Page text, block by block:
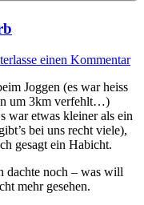
einen Kommentar
Joggen (es war heiss
um 3km verfehlt…)
war etwas kleiner als ein
bei uns recht viele),
gesagt ein Habicht.
dachte noch – was will
mehr gesehen.